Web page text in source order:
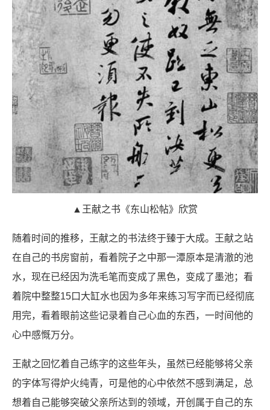
▲王献之书《东山松帖》欣赏
随着时间的推移，王献之的书法终于臻于大成。王献之站
在自己的书房窗前，看着院子之中那一潭原本是清澈的池
水，现在已经因为洗毛笔而变成了黑色，变成了墨池；看
着院中整整15口大缸水也因为多年来练习写字而已经彻底
用完，看着眼前这些记录着自己心血的东西，一时间他的
心中感慨万分。
王献之回忆着自己练字的这些年头，虽然已经能够将父亲
的字体写得炉火纯青，可是他的心中依然不感到满足，总
想着自己能够突破父亲所达到的领域，开创属于自己的东